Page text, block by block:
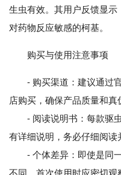
生虫有效。其用户反馈显
对药物反应敏感的柯基。
购买与使用注意事项
- 购买渠道：建议通过
店购买，确保产品质量和真
- 阅读说明书：每款驱虫
有详细说明，务必仔细阅读
- 个体差异：即使是同一
不同。首次使用时应密切